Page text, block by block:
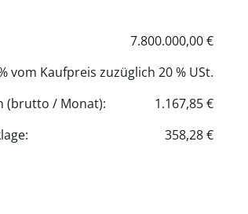
7.800.000,00 €
vom Kaufpreis zuzüglich 20 % USt.
(brutto / Monat):
1.167,85 €
358,28 €